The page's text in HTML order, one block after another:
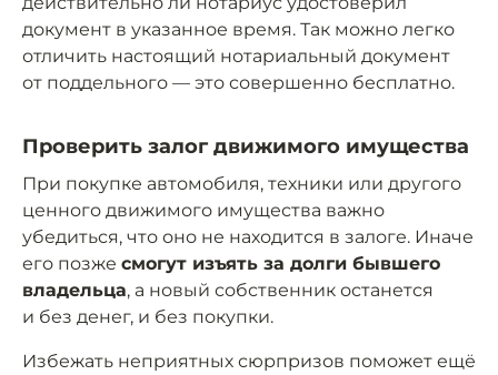
документ в указанное время. Так можно легко
отличить настоящий нотариальный документ
от поддельного — это совершенно бесплатно.
Проверить залог движимого имущества
При покупке автомобиля, техники или другого
ценного движимого имущества важно
убедиться, что оно не находится в залоге. Иначе
его позже смогут изъять за долги бывшего
владельца, а новый собственник останется
и без денег, и без покупки.
Избежать неприятных сюрпризов поможет ещё